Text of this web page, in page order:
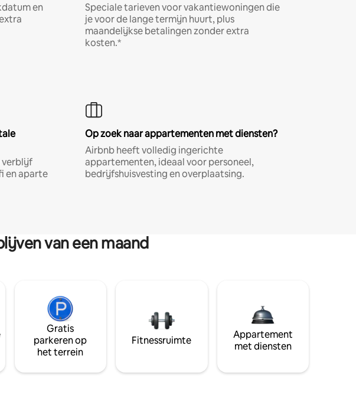
en
Speciale tarieven voor vakantiewoningen die
je voor de lange termijn huurt, plus
maandelijkse betalingen zonder extra
kosten.*
verblijf
en aparte
Op zoek naar appartementen met diensten?
Airbnb heeft volledig ingerichte
appartementen, ideaal voor personeel,
bedrijfshuisvesting en overplaatsing.
van een maand
Gratis
parkeren op
het terrein
Fitnessruimte
Appartement
met diensten